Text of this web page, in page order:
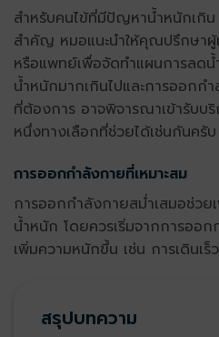
สำหรับคนไข้ที่มีปัญหาน้ำหนักเกิ
สำคัญ หมอแนะนำให้คุณปรึกษาผู้
หรือแพทย์เพื่อจัดทำแผนการลด
น้ำหนักมากเกินไปและการออกก
ที่ต้องการ อาจพิจารณาเข้ารับบริ
หนึ่งทางเลือกที่ช่วยได้เช่นกันครับ
การออกกำลังกายที่เหมาะสม
การออกกำลังกายสม่ำเสมอช่วย
น้ำหนัก โดยควรเริ่มจากการออ
เพิ่มความหนักขึ้น เช่น การเดินเร็
สรุปบทความ